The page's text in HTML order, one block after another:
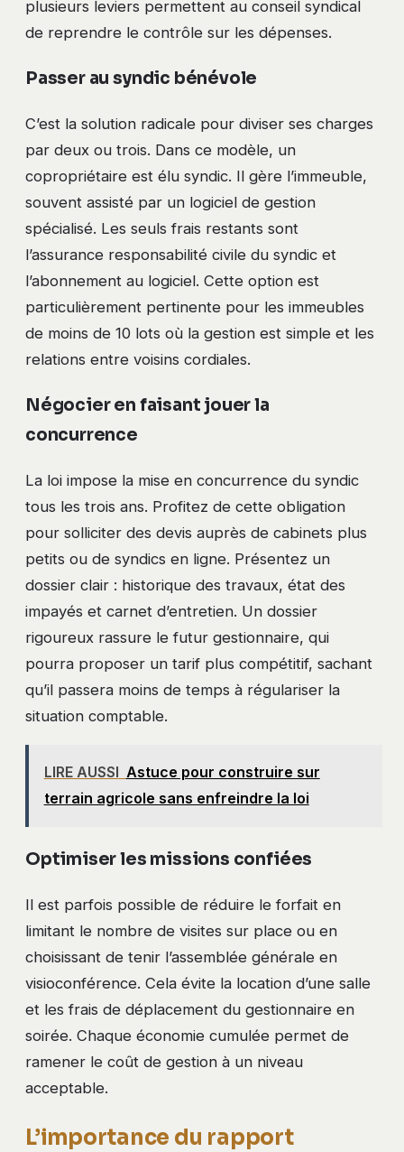
plusieurs leviers permettent au conseil syndical
de reprendre le contrôle sur les dépenses.
Passer au syndic bénévole
C’est la solution radicale pour diviser ses charges
par deux ou trois. Dans ce modèle, un
copropriétaire est élu syndic. Il gère l’immeuble,
souvent assisté par un logiciel de gestion
spécialisé. Les seuls frais restants sont
l’assurance responsabilité civile du syndic et
l’abonnement au logiciel. Cette option est
particulièrement pertinente pour les immeubles
de moins de 10 lots où la gestion est simple et les
relations entre voisins cordiales.
Négocier en faisant jouer la
concurrence
La loi impose la mise en concurrence du syndic
tous les trois ans. Profitez de cette obligation
pour solliciter des devis auprès de cabinets plus
petits ou de syndics en ligne. Présentez un
dossier clair : historique des travaux, état des
impayés et carnet d’entretien. Un dossier
rigoureux rassure le futur gestionnaire, qui
pourra proposer un tarif plus compétitif, sachant
qu’il passera moins de temps à régulariser la
situation comptable.
LIRE AUSSI Astuce pour construire sur
terrain agricole sans enfreindre la loi
Optimiser les missions confiées
Il est parfois possible de réduire le forfait en
limitant le nombre de visites sur place ou en
choisissant de tenir l’assemblée générale en
visioconférence. Cela évite la location d’une salle
et les frais de déplacement du gestionnaire en
soirée. Chaque économie cumulée permet de
ramener le coût de gestion à un niveau
acceptable.
L’importance du rapport